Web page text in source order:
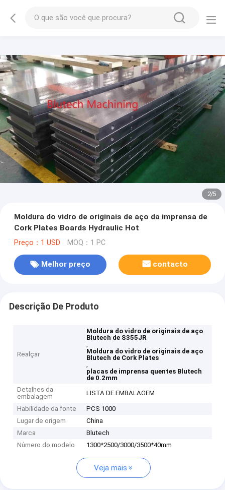
2/5
Moldura do vidro de originais de aço da imprensa de
Cork Plates Boards Hydraulic Hot
Preço：1 USD MOQ：1 PC
Melhor preço contacto
Descrição De Produto
Realçar
Moldura do vidro de originais de aço
Blutech de S355JR
,
Moldura do vidro de originais de aço
Blutech de Cork Plates
,
placas de imprensa quentes Blutech
de 0.2mm
Detalhes da
embalagem
LISTA DE EMBALAGEM
Habilidade da fonte
PCS 1000
Lugar de origem
China
Marca
Blutech
Número do modelo
1300*2500/3000/3500*40mm
Veja mais